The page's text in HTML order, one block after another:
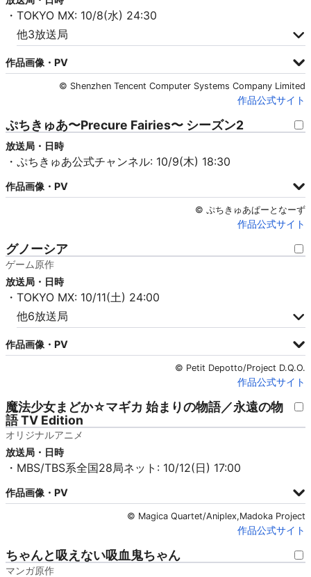
・TOKYO MX: 10/8(水) 24:30
他3放送局
作品画像・PV
© Shenzhen Tencent Computer Systems Company Limited
作品公式サイト
ぷちきゅあ〜Precure Fairies〜 シーズン2
放送局・日時
・ぷちきゅあ公式チャンネル: 10/9(木) 18:30
作品画像・PV
© ぷちきゅあぱーとなーず
作品公式サイト
グノーシア
ゲーム原作
放送局・日時
・TOKYO MX: 10/11(土) 24:00
他6放送局
作品画像・PV
© Petit Depotto/Project D.Q.O.
作品公式サイト
魔法少女まどか☆マギカ 始まりの物語／永遠の物
語 TV Edition
オリジナルアニメ
放送局・日時
・MBS/TBS系全国28局ネット: 10/12(日) 17:00
作品画像・PV
© Magica Quartet/Aniplex,Madoka Project
作品公式サイト
ちゃんと吸えない吸血鬼ちゃん
マンガ原作